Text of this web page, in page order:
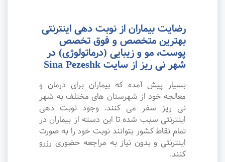
رضایت بیماران از نوبت دهی اینترنتی
بهترین متخصص و فوق تخصص
پوست، مو و زیبایی (درماتولوژی) در
شهر نی ریز از سایت Sina Pezeshk
بسیار پیش آمده که بیماران برای درمان و
معالجه خود از شهرستان های مختلف به شهر
نی ریز سفر می کنند. وجود نوبت دهی
اینترنتی سبب شده تا این دسته از بیماران در
تمام نقاط کشور بتوانند نوبت خود را به صورت
اینترنتی و بدون نیاز به مراجعه حضوری رزرو
کنند.